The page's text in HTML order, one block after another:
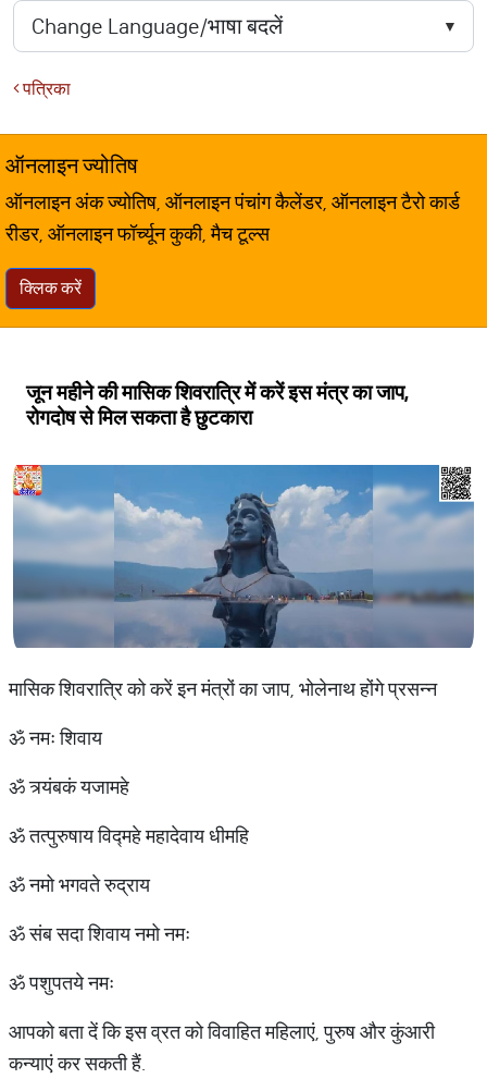
पत्रिका
ऑनलाइन ज्योतिष
ऑनलाइन अंक ज्योतिष, ऑनलाइन पंचांग कैलेंडर, ऑनलाइन टैरो कार्ड
रीडर, ऑनलाइन फॉर्च्यून कुकी, मैच टूल्स
क्लिक करें
जून महीने की मासिक शिवरात्रि में करें इस मंत्र का जाप,
रोगदोष से मिल सकता है छुटकारा
मासिक शिवरात्रि को करें इन मंत्रों का जाप, भोलेनाथ होंगे प्रसन्न
ॐ नमः शिवाय
ॐ त्र्यंबकं यजामहे
ॐ तत्पुरुषाय विद्महे महादेवाय धीमहि
ॐ नमो भगवते रुद्राय
ॐ संब सदा शिवाय नमो नमः
ॐ पशुपतये नमः
आपको बता दें कि इस व्रत को विवाहित महिलाएं, पुरुष और कुंआरी
कन्याएं कर सकती हैं.